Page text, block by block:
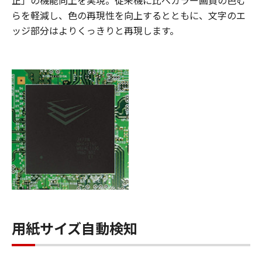
らを軽減し、色の再現性を向上するとともに、文字のエ
ッジ部分はよりくっきりと再現します。
用紙サイズ自動検知